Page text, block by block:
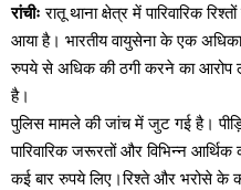
रांचीः रातू थाना क्षेत्र में पारिवारिक
आया है। भारतीय वायुसेना के एक
रुपये से अधिक की ठगी करने का आरोप
है।
पुलिस मामले की जांच में जुट गई है।
पारिवारिक जरूरतों और विभिन्न
कई बार रुपये लिए।रिश्ते और भरोसे